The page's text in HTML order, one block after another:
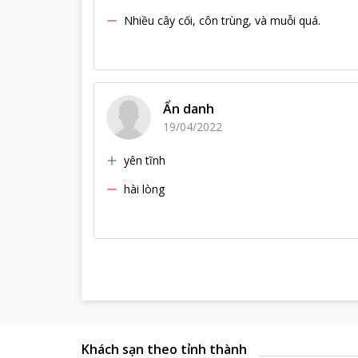
Nhiều cây cối, côn trùng, và muỗi quá.
Ẩn danh
19/04/2022
yên tĩnh
hài lòng
Khách sạn theo tỉnh thành